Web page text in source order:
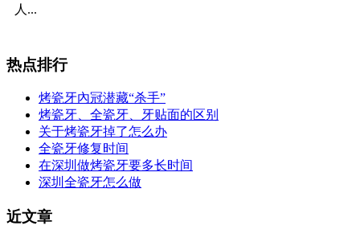
人...
热点排行
烤瓷牙內冠潜藏“杀手”
烤瓷牙、全瓷牙、牙贴面的区别
关于烤瓷牙掉了怎么办
全瓷牙修复时间
在深圳做烤瓷牙要多长时间
深圳全瓷牙怎么做
近文章